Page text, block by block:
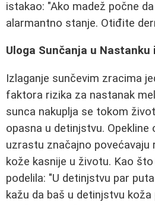
istakao: "Ako madež počne
alarmantno stanje. Otiđite
Uloga Sunčanja u Nastanku
Izlaganje sunčevim zracima
faktora rizika za nastanak
sunca nakuplja se tokom
opasna u detinjstvu. Opekline
uzrastu značajno povećavaju
kože kasnije u životu. Kao
podelila: "U detinjstvu par
kažu da baš u detinjstvu koža